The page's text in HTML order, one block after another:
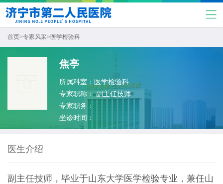
首页>专家风采>医学检验科
焦亭
所属科室： 医学检验科
专家职称：副主任技师
专家职务：
坐诊时间：
医生介绍
副主任技师，毕业于山东大学医学检验专业，兼任山